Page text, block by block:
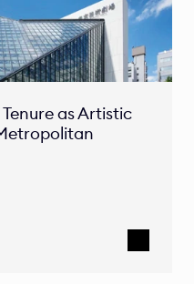
as Artistic